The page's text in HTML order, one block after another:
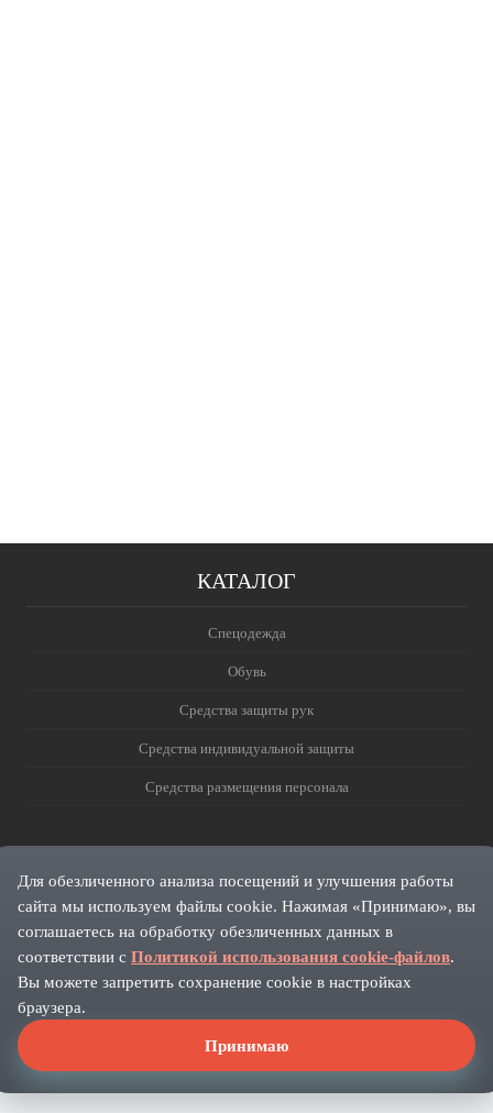
КАТАЛОГ
Спецодежда
Обувь
Средства защиты рук
Средства индивидуальной защиты
Средства размещения персонала
Для обезличенного анализа посещений и улучшения работы
сайта мы используем файлы cookie. Нажимая «Принимаю», вы
соглашаетесь на обработку обезличенных данных в
соответствии с Политикой использования cookie-файлов.
Вы можете запретить сохранение cookie в настройках
браузера.
Принимаю